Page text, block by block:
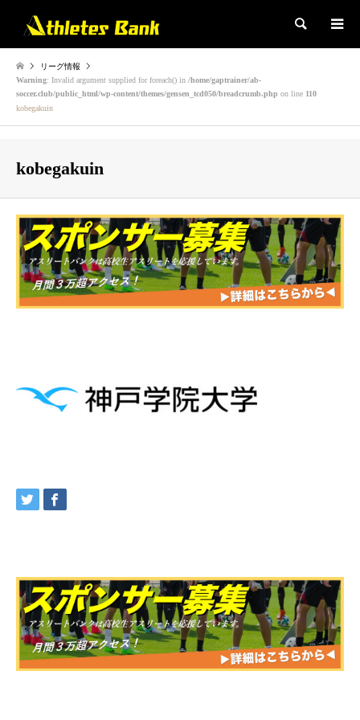
検索
リーグ情報
Warning: Invalid argument supplied for foreach() in /home/gaptrainer/ab-
soccer.club/public_html/wp-content/themes/gensen_tcd050/breadcrumb.php on line 110
kobegakuin
kobegakuin